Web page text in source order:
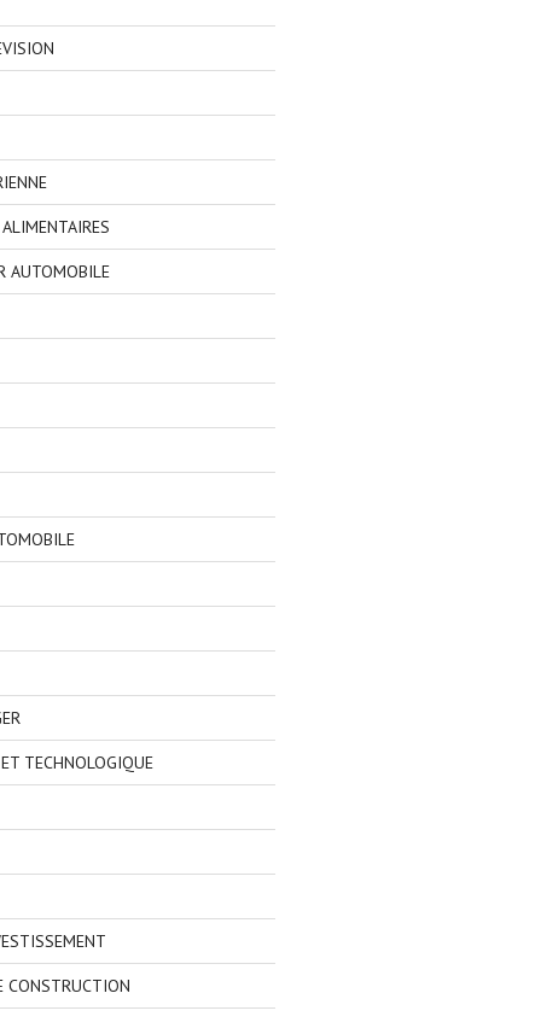
AUTOMOBILE
TECHNOLOGIQUE
CONSTRUCTION